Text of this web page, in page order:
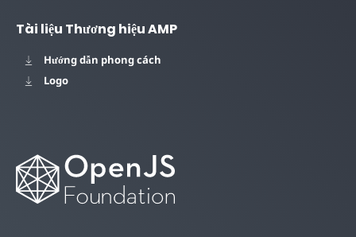
Tài liệu Thương hiệu AMP
Hướng dẫn phong cách
Logo